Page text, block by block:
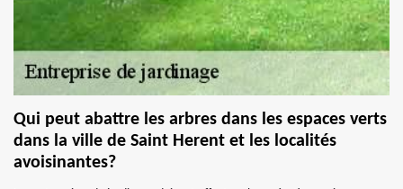
Qui peut abattre les arbres dans les espaces verts
dans la ville de Saint Herent et les localités
avoisinantes?